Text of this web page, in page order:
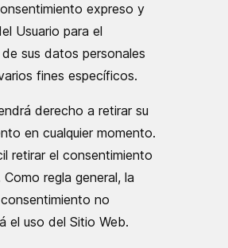
expreso y
Usuario para el
sus datos personales
fines específicos.
derecho a retirar su
en cualquier momento.
retirar el consentimiento
regla general, la
no
el uso del Sitio Web.